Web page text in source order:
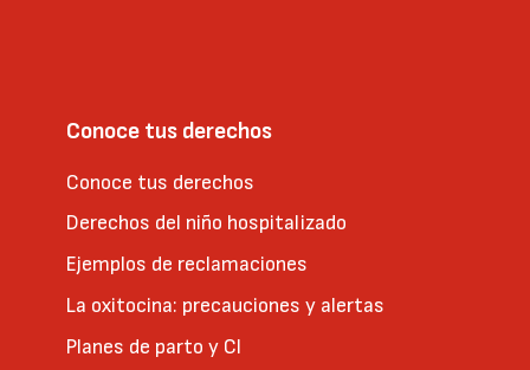
Conoce tus derechos
Conoce tus derechos
Derechos del niño hospitalizado
Ejemplos de reclamaciones
La oxitocina: precauciones y alertas
Planes de parto y CI